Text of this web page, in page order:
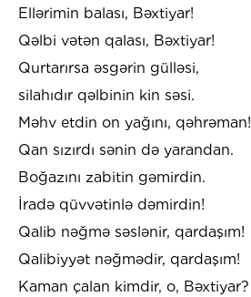
Ellərimin balası, Bəxtiyar!
Qəlbi vətən qalası, Bəxtiyar!
Qurtarırsa əsgərin gülləsi,
silahıdır qəlbinin kin səsi.
Məhv etdin on yağını, qəhrəman!
Qan sızırdı sənin də yarandan.
Boğazını zabitin gəmirdin.
İradə qüvvətinlə dəmirdin!
Qalib nəğmə səslənir, qardaşım!
Qalibiyyət nəğmədir, qardaşım!
Kaman çalan kimdir, o, Bəxtiyar?